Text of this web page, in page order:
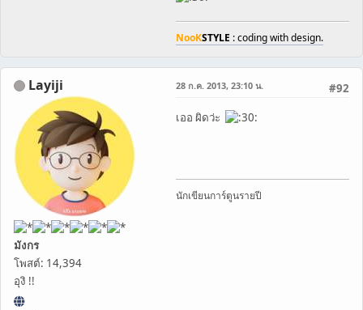
NooKSTYLE : coding with design.
Layiji
มังกร
โพสต์: 14,394
อุงิ !!
#92
28 ก.ค. 2013, 23:10 น.
เออ ผิดว่ะ
นักเขียนการ์ตูนรายปี